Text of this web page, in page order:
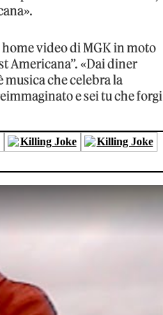
video di MGK in moto
Americana”. «Dai diner
che celebra la
e sei tu che forgi